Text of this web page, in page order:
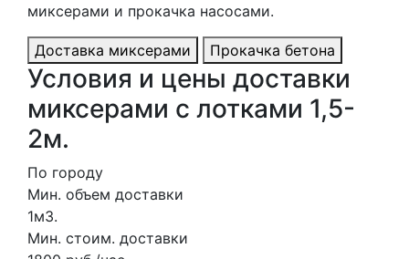
миксерами и прокачка насосами.
Доставка миксерами Прокачка бетона
Условия и цены доставки
миксерами с лотками 1,5-
2м.
По городу
Мин. объем доставки
1м3.
Мин. стоим. доставки